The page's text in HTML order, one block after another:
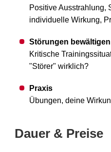
Positive Ausstrahlung,
individuelle Wirkung,
Störungen bewältigen
Kritische
"Störer" wirklich?
Praxis
Übungen, deine
Dauer & Preise